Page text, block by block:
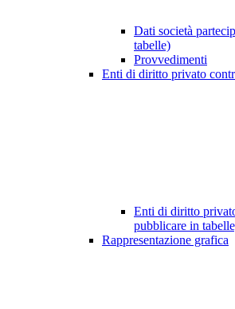
Dati società
tabelle)
Provvedimenti
Enti di diritto privato
Enti di diritto
pubblicare in
Rappresentazione grafica